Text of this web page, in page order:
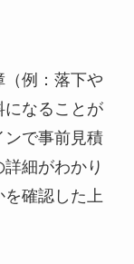
例：落下や
になることが
ンで事前見積
細がわかり
を確認した上